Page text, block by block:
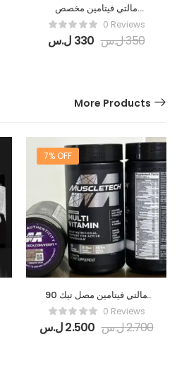
مالتي فيتامين مخصص
للسيدات من شركة اوبتيموم
نيوتريشين الأمريكية 🇺🇲
0 Reviews
330 ل.س 350ل.س
More Products
7% OFF
مالتي فيتامين مصل تيك 90
حبة أميركي المصنع 🇺🇲🇺🇲
🇺🇲Platinum
Multivitamin
0 Reviews
2.500ل.س 2.700ل.س